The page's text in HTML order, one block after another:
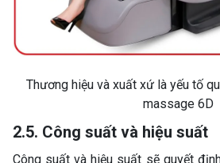
Thương hiệu và xuất xứ là yếu tố
massage 6D
2.5. Công suất và hiệu suất
Công suất và hiệu suất sẽ quyết